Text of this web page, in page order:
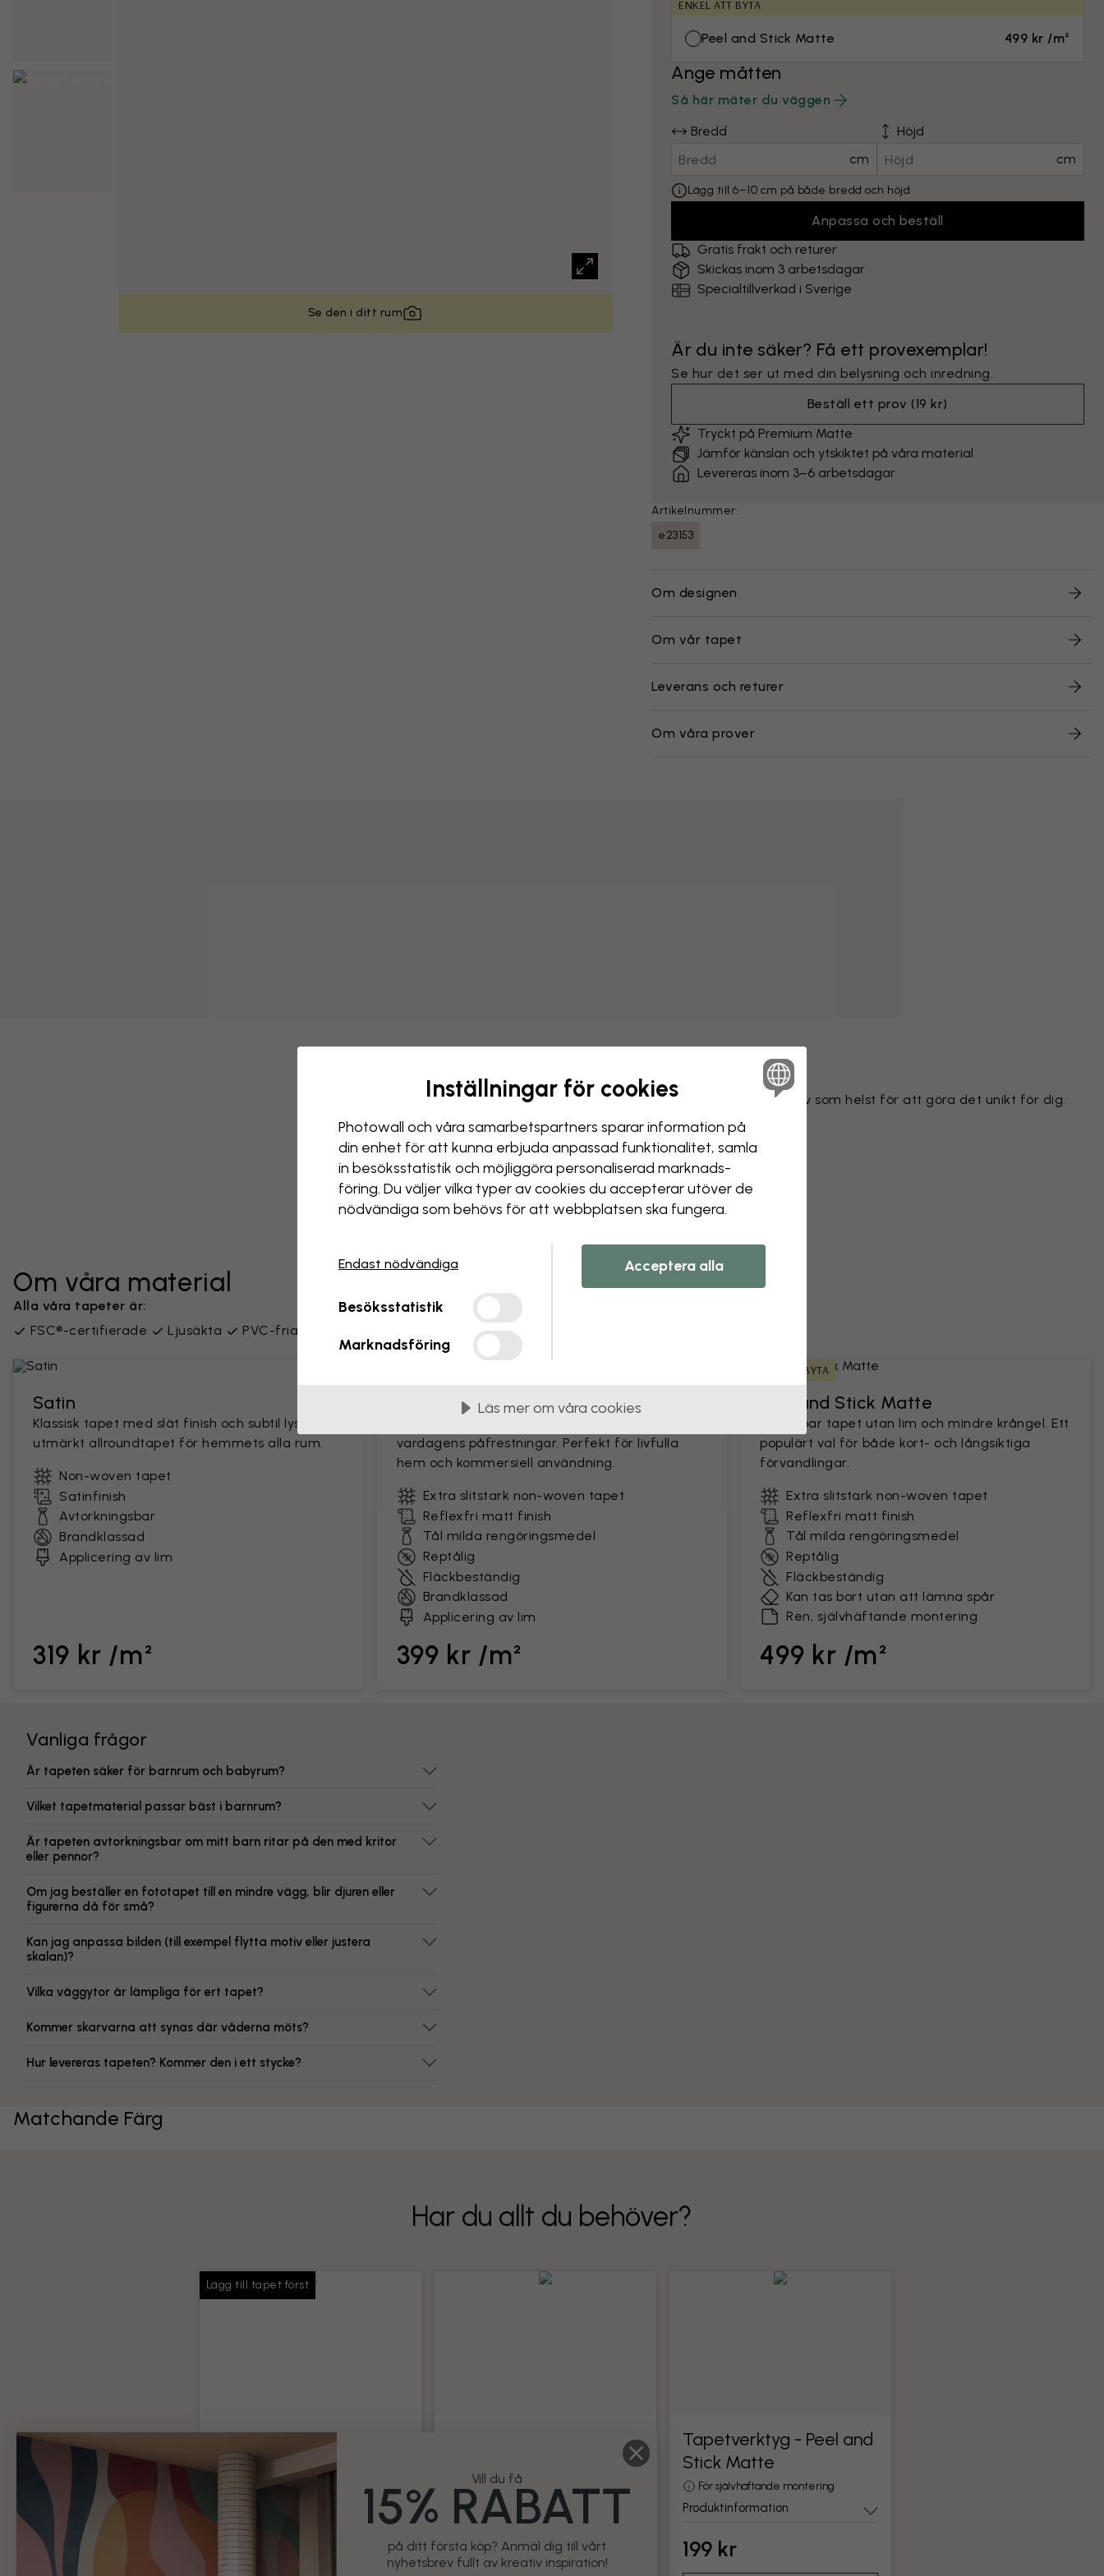
Se den i ditt rum
ENKEL ATT BYTA
Peel and Stick Matte 499 kr /m²
Ange måtten
Så här mäter du väggen
Bredd
cm
Höjd
cm
Lägg till 6–10 cm på både bredd och höjd
Anpassa och beställ
Gratis frakt och returer
Skickas inom 3 arbetsdagar
Specialtillverkad i Sverige
Är du inte säker? Få ett provexemplar!
Se hur det ser ut med din belysning och inredning.
Beställ ett prov (19 kr)
Tryckt på Premium Matte
Jämför känslan och ytskiktet på våra material
Levereras inom 3–6 arbetsdagar
Artikelnummer:
e23153
Om designen
Om vår tapet
Leverans och returer
Om våra prover
Förändra din tapet
Vårt designteam kan justera vilket motiv som helst för att göra det unikt för dig.
Ändra storlek eller färger
Lägga till eller ta bort ett objekt
Anpassa en detalj
Skapa din egen tapet från ett foto
Skapa din bildförfrågan
Om våra material
Alla våra tapeter är:
FSC®-certifierade
Ljusäkta PVC-fria Levereras i 45 cm breda våder
Satin
Klassisk tapet med slät finish och subtil lyster. En
utmärkt allroundtapet för hemmets alla rum.
Non-woven tapet
Satinfinish
Avtorkningsbar
Brandklassad
Applicering av lim
319 kr /m²
Premium Matte
vardagens påfrestningar. Perfekt för livfulla
hem och kommersiell användning.
Extra slitstark non-woven tapet
Reflexfri matt finish
Tål milda rengöringsmedel
Reptålig
Fläckbeständig
Brandklassad
Applicering av lim
399 kr /m²
ENKEL ATT BYTA
Peel and Stick Matte
En hållbar tapet utan lim och mindre krångel. Ett
populärt val för både kort- och långsiktiga
förvandlingar.
Extra slitstark non-woven tapet
Reflexfri matt finish
Tål milda rengöringsmedel
Reptålig
Fläckbeständig
Kan tas bort utan att lämna spår
Ren, självhäftande montering
499 kr /m²
Vanliga frågor
Är tapeten säker för barnrum och babyrum?
Vilket tapetmaterial passar bäst i barnrum?
Är tapeten avtorkningsbar om mitt barn ritar på den med kritor
eller pennor?
Om jag beställer en fototapet till en mindre vägg, blir djuren eller
figurerna då för små?
Kan jag anpassa bilden (till exempel flytta motiv eller justera
skalan)?
Vilka väggytor är lämpliga för ert tapet?
Kommer skarvarna att synas där våderna möts?
Hur levereras tapeten? Kommer den i ett stycke?
Matchande Färg
Har du allt du behöver?
Lägg till tapet först
Tapetlim
Tillräckligt med lim för hela din
beställning
Produktinformation
99 kr
Alla verktyg för montering av tapet
Produktinformation
199 kr
Tapetverktyg - Peel and
Stick Matte
För självhäftande montering
Produktinformation
199 kr
Inställningar för cookies
Photowall och våra samarbets­partners sparar information på
din enhet för att kunna erbjuda anpassad funktionalitet, samla
in besöks­statistik och möjliggöra personaliserad marknads­
föring. Du väljer vilka typer av cookies du accepterar utöver de
nödvändiga som behövs för att webbplatsen ska fungera.
Endast nödvändiga
Besöksstatistik
Marknadsföring
Acceptera alla
Läs mer om våra cookies
Vill du få
15% RABATT
på ditt första köp? Anmäl dig till vårt
nyhetsbrev fullt av kreativ inspiration!